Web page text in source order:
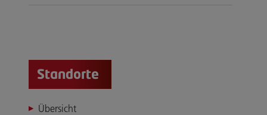
Standorte
Übersicht